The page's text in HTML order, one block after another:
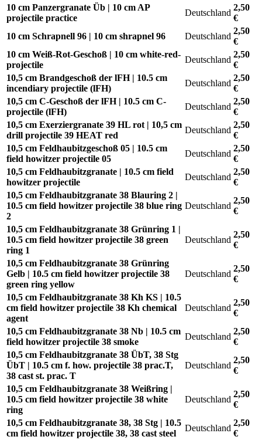
10 cm Panzergranate Üb | 10 cm AP
projectile practice
Deutschland
2,50
€
10 cm Schrapnell 96 | 10 cm shrapnel 96
Deutschland
2,50
€
10 cm Weiß-Rot-Geschoß | 10 cm white-red-
projectile
Deutschland
2,50
€
10,5 cm Brandgeschoß der lFH | 10.5 cm
incendiary projectile (lFH)
Deutschland
2,50
€
10,5 cm C-Geschoß der lFH | 10.5 cm C-
projectile (lFH)
Deutschland
2,50
€
10,5 cm Exerziergranate 39 HL rot | 10,5 cm
drill projectile 39 HEAT red
Deutschland
2,50
€
10,5 cm Feldhaubitzgeschoß 05 | 10.5 cm
field howitzer projectile 05
Deutschland
2,50
€
10,5 cm Feldhaubitzgranate | 10.5 cm field
howitzer projectile
Deutschland
2,50
€
10,5 cm Feldhaubitzgranate 38 Blauring 2 |
10.5 cm field howitzer projectile 38 blue ring
2
Deutschland
2,50
€
10,5 cm Feldhaubitzgranate 38 Grünring 1 |
10.5 cm field howitzer projectile 38 green
ring 1
Deutschland
2,50
€
10,5 cm Feldhaubitzgranate 38 Grünring
Gelb | 10.5 cm field howitzer projectile 38
green ring yellow
Deutschland
2,50
€
10,5 cm Feldhaubitzgranate 38 Kh KS | 10.5
cm field howitzer projectile 38 Kh chemical
agent
Deutschland
2,50
€
10,5 cm Feldhaubitzgranate 38 Nb | 10.5 cm
field howitzer projectile 38 smoke
Deutschland
2,50
€
10,5 cm Feldhaubitzgranate 38 ÜbT, 38 Stg
ÜbT | 10.5 cm f. how. projectile 38 prac.T,
38 cast st. prac. T
Deutschland
2,50
€
10,5 cm Feldhaubitzgranate 38 Weißring |
10.5 cm field howitzer projectile 38 white
ring
Deutschland
2,50
€
10,5 cm Feldhaubitzgranate 38, 38 Stg | 10.5
cm field howitzer projectile 38, 38 cast steel
Deutschland
2,50
€